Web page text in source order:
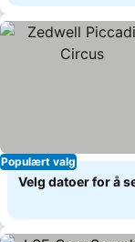
Populært valg
Velg datoer for å